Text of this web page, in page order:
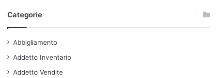
Categorie
Abbigliamento
Addetto Inventario
Addetto Vendite